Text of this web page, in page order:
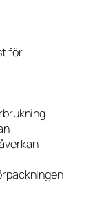
för